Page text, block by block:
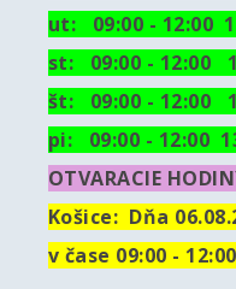
ut: 09:00 - 12:00
st: 09:00 - 12:00
št: 09:00 - 12:00
pi: 09:00 - 12:00
OTVARACIE
Košice: Dňa
v čase 09:00 -